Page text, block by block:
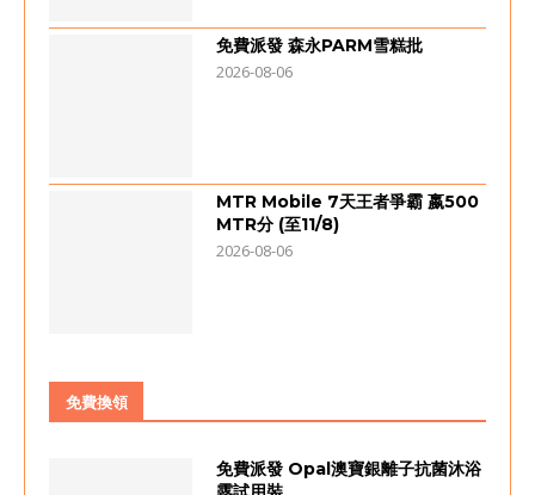
免費派發 森永PARM雪糕批
2026-08-06
MTR Mobile 7天王者爭霸 嬴500
MTR分 (至11/8)
2026-08-06
免費換領
免費派發 Opal澳寶銀離子抗菌沐浴